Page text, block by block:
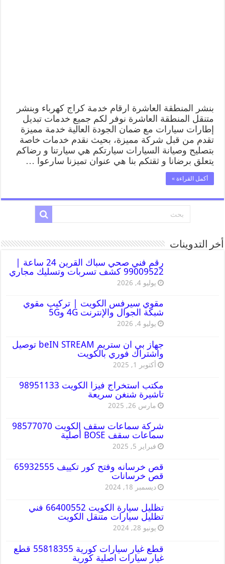
بنشر المنطقة العاشرة ارقام خدمة كراج كهرباء وبنشر
متنقل المنطقة العاشرة نوفر لكم جميع خدمات تبديل
إطارات سيارات مع ضمان الجودة العالية خدمة مميزة
تقدم من قبل شركة مميزة، بحيث نقدم خدمات خاصة
بتصليح وصيانة السيارات سيارتكم هي سيارتنا و رضاكم
يتعلق برضانا و ثقتكم بنا هي عنوان تميزنا سارعوا …
أكمل القراءة »
أخر التدوينات
رقم فني صحي سباك القرين 24 ساعة |
99009522 كشف تسربات وتسليك مجاري
يوليو 4, 2026
مقوي سيرفس الكويت | تركيب مقوي
شبكة الجوال والإنترنت 4G و5G
يوليو 4, 2026
جهاز بي ان ستريم beIN STREAM توصيل
واشتراك فوري بالكويت
أكتوبر 1, 2025
مكتب استخراج فيزا الكويت 98951133
تاشيرة شنغن سريعة
مارس 26, 2025
شركة سماعات سقف الكويت 98577070
سماعات سقف BOSE أصلية
فبراير 5, 2025
قص خرسانه وفتح كور تكييف 65932555
قص خرسانات
ديسمبر 18, 2024
تظليل سيارة الكويت 66400552 فني
تظليل سيارات متنقل الكويت
يونيو 28, 2024
قطع غيار سيارات كورية 55818355 قطع
غيار سيارات اصلية كورية